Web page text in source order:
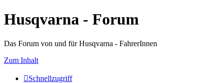
Husqvarna - Forum
Das Forum von und für Husqvarna - FahrerInnen
Zum Inhalt
Schnellzugriff